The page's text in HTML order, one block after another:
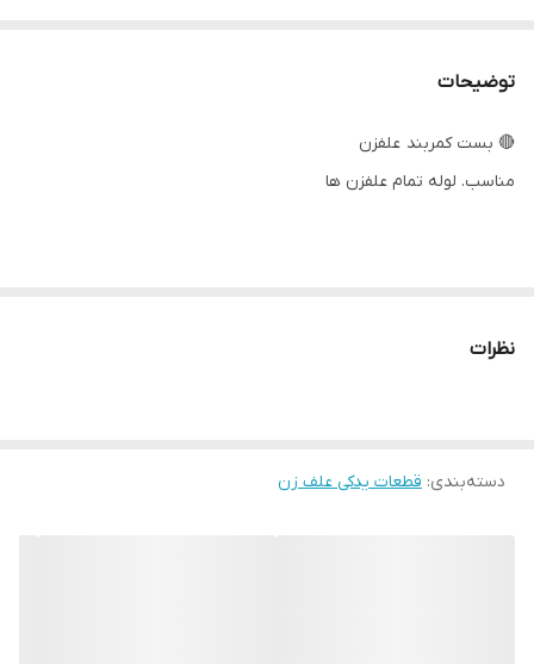
توضیحات
🔴 بست کمربند علفزن
‌مناسب. لوله تمام علفزن ها
نظرات
دسته‌بندی: قطعات یدکی علف زن